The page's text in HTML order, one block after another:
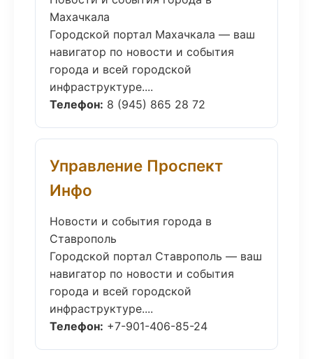
Махачкала
Городской портал Махачкала — ваш
навигатор по новости и события
города и всей городской
инфраструктуре....
Телефон: 8 (945) 865 28 72
Управление Проспект
Инфо
Новости и события города в
Ставрополь
Городской портал Ставрополь — ваш
навигатор по новости и события
города и всей городской
инфраструктуре....
Телефон: +7-901-406-85-24